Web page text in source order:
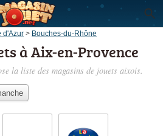
d'Azur > Bouches-du-Rhône
à Aix-en-Provence
la liste des magasins de jouets aixois.